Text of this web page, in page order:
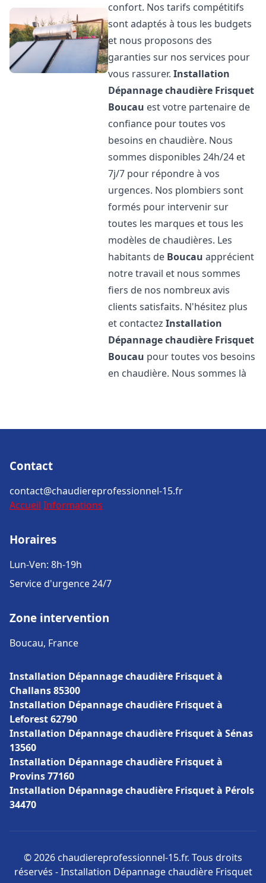
confort. Nos tarifs compétitifs
sont adaptés à tous les budgets
et nous proposons des
garanties sur nos services pour
vous rassurer.Installation
Dépannage chaudière Frisquet
Boucau est votre partenaire de
confiance pour toutes vos
besoins en chaudière. Nous
sommes disponibles 24h/24 et
7j/7 pour répondre à vos
urgences. Nos plombiers sont
formés pour intervenir sur
toutes les marques et tous les
modèles de chaudières. Les
habitants de Boucau apprécient
notre travail et nous sommes
fiers de nos nombreux avis
clients satisfaits. N'hésitez plus
et contactezInstallation
Dépannage chaudière Frisquet
Boucau pour toutes vos besoins
en chaudière. Nous sommes là
Contact
contact@chaudiereprofessionnel-15.fr
Accueil Informations
Horaires
Lun-Ven: 8h-19h
Service d'urgence 24/7
Zone intervention
Boucau, France
Installation Dépannage chaudière Frisquet à
Challans 85300
Installation Dépannage chaudière Frisquet à
Leforest 62790
Installation Dépannage chaudière Frisquet à Sénas
13560
Installation Dépannage chaudière Frisquet à
Provins 77160
Installation Dépannage chaudière Frisquet à Pérols
34470
© 2026 chaudiereprofessionnel-15.fr. Tous droits
réservés - Installation Dépannage chaudière Frisquet